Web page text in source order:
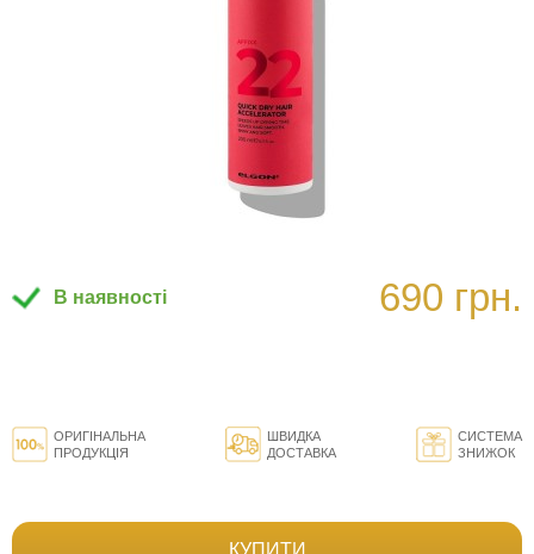
В наявності 690 грн.
ОРИГІНАЛЬНА
ПРОДУКЦІЯ
ШВИДКА
ДОСТАВКА
СИСТЕМА
ЗНИЖОК
КУПИТИ